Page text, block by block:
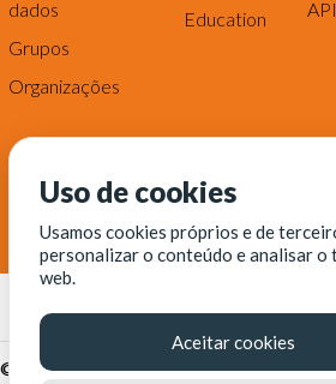
dados
Grupos
Organizações
Education
© Fortaleza Digital || CITINOVA -
Uso de cookies
Usamos cookies próprios e de
personalizar o conteúdo e analisar o
web.
Aceitar cookies